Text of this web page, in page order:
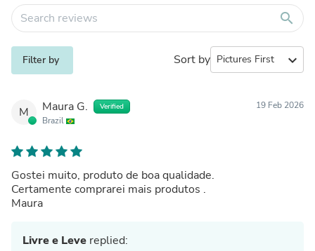
search
Filter by Sort by expand_more
M Maura G. Verified
Brazil
19 Feb 2026
Gostei muito, produto de boa qualidade.
Certamente comprarei mais produtos .
Maura
Livre e Leve replied: